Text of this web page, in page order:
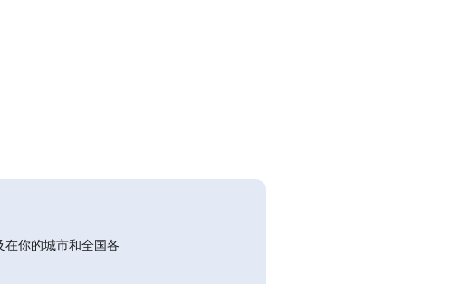
你的城市和全国各